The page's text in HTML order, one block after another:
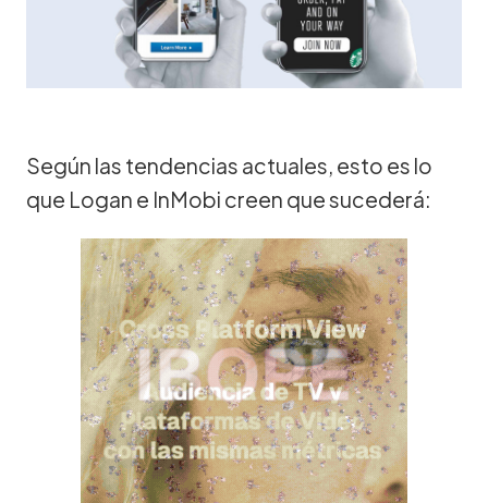
Según las tendencias actuales, esto es lo
que Logan e InMobi creen que sucederá: